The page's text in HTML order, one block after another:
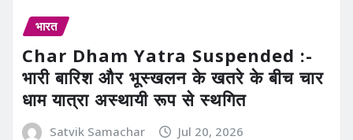
भारत
Char Dham Yatra Suspended :-
भारी बारिश और भूस्खलन के खतरे के बीच चार
धाम यात्रा अस्थायी रूप से स्थगित
Satvik Samachar Jul 20, 2026